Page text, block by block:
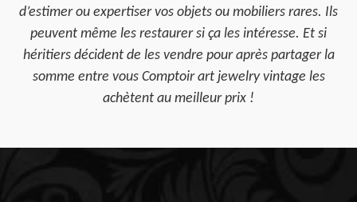
d’estimer ou expertiser vos objets ou mobiliers rares. Ils
peuvent même les restaurer si ça les intéresse. Et si
héritiers décident de les vendre pour après partager la
somme entre vous Comptoir art jewelry vintage les
achètent au meilleur prix !